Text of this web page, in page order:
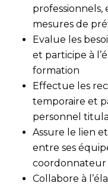
mesures de
Evalue les
et participe à
formation
Effectue les
temporaire et
personnel
Assure le lien
entre ses
coordonnateur
Collabore à